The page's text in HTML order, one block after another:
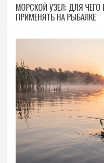
МОРСКОЙ УЗЕЛ: ДЛЯ ЧЕГО
ПРИМЕНЯТЬ НА РЫБАЛКЕ